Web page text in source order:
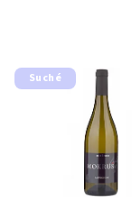
Suché